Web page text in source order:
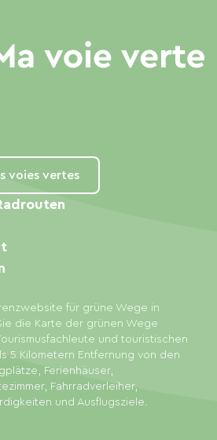
voies vertes
für grüne Wege in
die Karte der grünen Wege
und touristischen
5 Kilometern Entfernung von den
Ferienhäuser,
Fahrradverleiher,
und Ausflugsziele.